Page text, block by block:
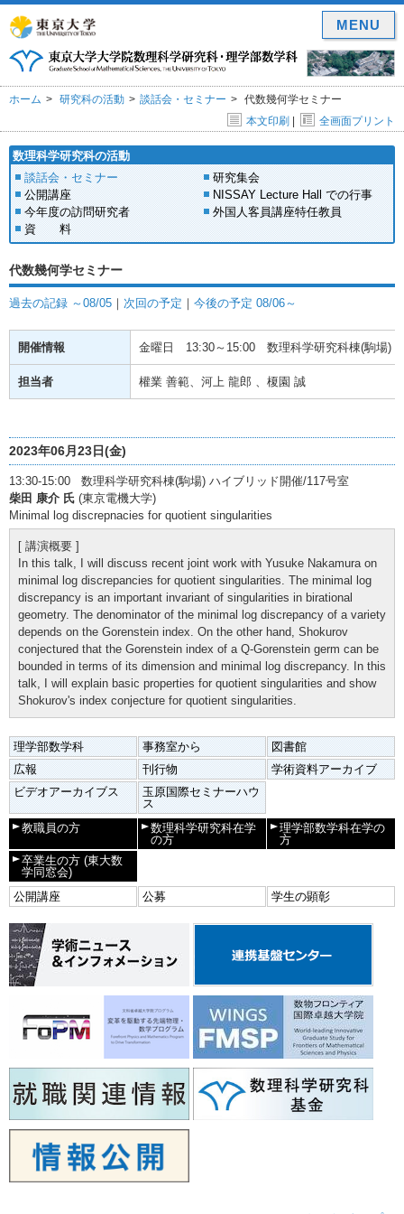
ホーム 研究科の活動 談話会・セミナー
代数幾何学セミナー
本文印刷 | 全画面プリント
数理科学研究科の活動
談話会・セミナー
研究集会
公開講座
NISSAY Lecture Hall での行事
今年度の訪問研究者
外国人客員講座特任教員
資 料
代数幾何学セミナー
過去の記録 ～08/05 ｜ 次回の予定 ｜ 今後の予定 08/06～
開催情報 金曜日 13:30～15:00 数理科学研究科棟(駒場)
担当者 權業 善範、河上 龍郎 、榎園 誠
2023年06月23日(金)
13:30-15:00 数理科学研究科棟(駒場) ハイブリッド開催/117号室
柴田 康介 氏 (東京電機大学)
Minimal log discrepnacies for quotient singularities
[ 講演概要 ]
In this talk, I will discuss recent joint work with Yusuke Nakamura on
minimal log discrepancies for quotient singularities. The minimal log
discrepancy is an important invariant of singularities in birational
geometry. The denominator of the minimal log discrepancy of a variety
depends on the Gorenstein index. On the other hand, Shokurov
conjectured that the Gorenstein index of a Q-Gorenstein germ can be
bounded in terms of its dimension and minimal log discrepancy. In this
talk, I will explain basic properties for quotient singularities and show
Shokurov's index conjecture for quotient singularities.
理学部数学科 事務室から
図書館
広報
刊行物
学術資料アーカイブ
ビデオアーカイブス
玉原国際セミナーハウ
ス
教職員の方
数理科学研究科在学
の方
理学部数学科在学の
方
卒業生の方 (東大数
学同窓会)
公開講座
公募 学生の顕彰
MENU